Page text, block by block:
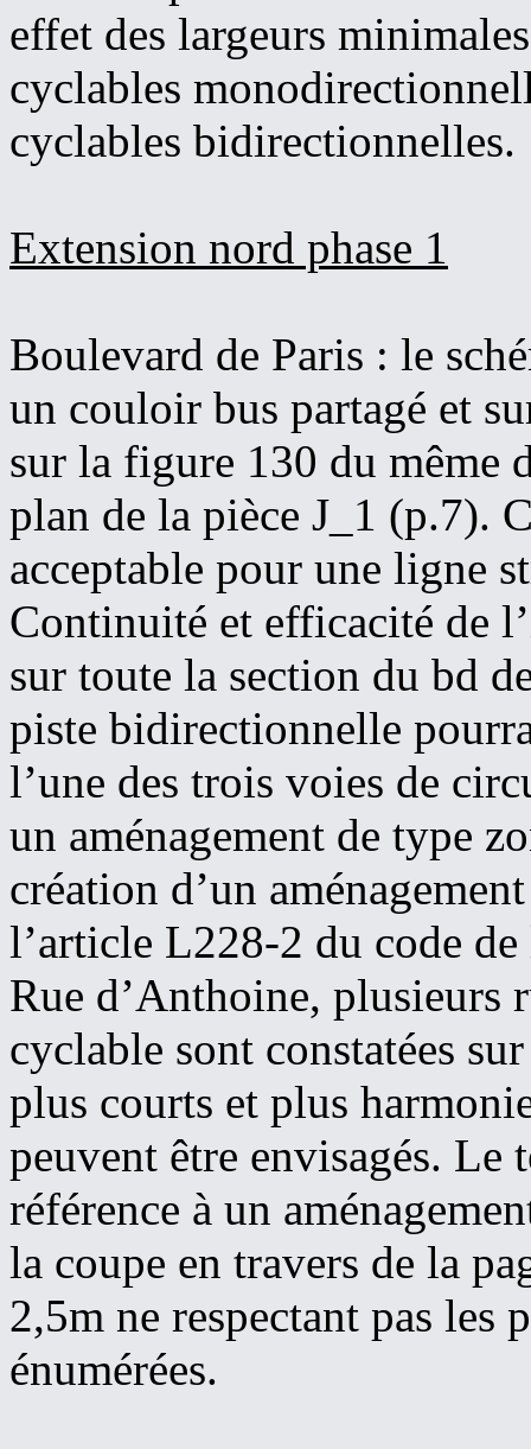
effet des largeurs
cyclables
cyclables bidirectionnelles.
Extension nord phase 1
Boulevard de Paris : le
un couloir bus partagé et
sur la figure 130 du même
plan de la pièce J_1 (p.7).
acceptable pour une ligne
Continuité et efficacité de
sur toute la section du bd
piste bidirectionnelle
l’une des trois voies de
un aménagement de type
création d’un
l’article L228-2 du code
Rue d’Anthoine, plusieurs
cyclable sont constatées
plus courts et plus
peuvent être envisagés. Le
référence à un
la coupe en travers de la
2,5m ne respectant pas les
énumérées.